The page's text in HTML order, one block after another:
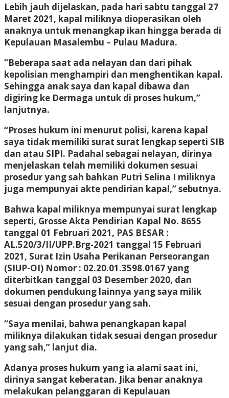
Lebih jauh dijelaskan, pada hari sabtu tanggal 27
Maret 2021, kapal miliknya dioperasikan oleh
anaknya untuk menangkap ikan hingga berada di
Kepulauan Masalembu – Pulau Madura.
“Beberapa saat ada nelayan dan dari pihak
kepolisian menghampiri dan menghentikan kapal.
Sehingga anak saya dan kapal dibawa dan
digiring ke Dermaga untuk di proses hukum,”
lanjutnya.
“Proses hukum ini menurut polisi, karena kapal
saya tidak memiliki surat surat lengkap seperti SIB
dan atau SIPI. Padahal sebagai nelayan, dirinya
menjelaskan telah memiliki dokumen sesuai
prosedur yang sah bahkan Putri Selina I miliknya
juga mempunyai akte pendirian kapal,” sebutnya.
Bahwa kapal miliknya mempunyai surat lengkap
seperti, Grosse Akta Pendirian Kapal No. 8655
tanggal 01 Februari 2021, PAS BESAR :
AL.520/3/II/UPP.Brg-2021 tanggal 15 Februari
2021, Surat Izin Usaha Perikanan Perseorangan
(SIUP-OI) Nomor : 02.20.01.3598.0167 yang
diterbitkan tanggal 03 Desember 2020, dan
dokumen pendukung lainnya yang saya milik
sesuai dengan prosedur yang sah.
“Saya menilai, bahwa penangkapan kapal
miliknya dilakukan tidak sesuai dengan prosedur
yang sah,” lanjut dia.
Adanya proses hukum yang ia alami saat ini,
dirinya sangat keberatan. Jika benar anaknya
melakukan pelanggaran di Kepulauan